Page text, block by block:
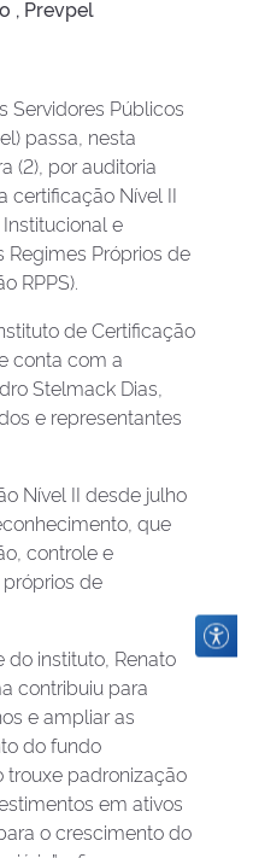
, Prevpel
Servidores Públicos
passa, nesta
(2), por auditoria
certificação Nível II
e
Regimes Próprios de
RPPS).
de Certificação
conta com a
Stelmack Dias,
e representantes
Nível II desde julho
que
controle e
de
instituto, Renato
contribuiu para
e ampliar as
do fundo
trouxe padronização
em ativos
o crescimento do